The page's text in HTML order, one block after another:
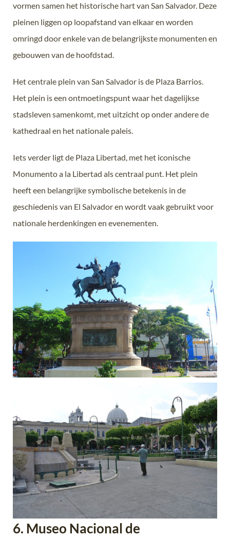
vormen samen het historische hart van San Salvador. Deze
pleinen liggen op loopafstand van elkaar en worden
omringd door enkele van de belangrijkste monumenten en
gebouwen van de hoofdstad.
Het centrale plein van San Salvador is de Plaza Barrios.
Het plein is een ontmoetingspunt waar het dagelijkse
stadsleven samenkomt, met uitzicht op onder andere de
kathedraal en het nationale paleis.
Iets verder ligt de Plaza Libertad, met het iconische
Monumento a la Libertad als centraal punt. Het plein
heeft een belangrijke symbolische betekenis in de
geschiedenis van El Salvador en wordt vaak gebruikt voor
nationale herdenkingen en evenementen.
6. Museo Nacional de